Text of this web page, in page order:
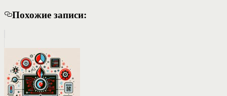
Похожие записи: